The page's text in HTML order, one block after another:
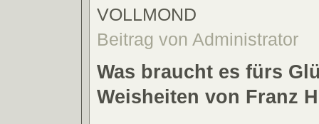
VOLLMOND
Beitrag von Administrator
Was braucht es fürs
Weisheiten von Franz